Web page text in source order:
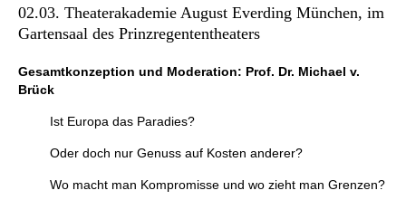
02.03. Theaterakademie August Everding München, im
Gartensaal des Prinzregententheaters
Gesamtkonzeption und Moderation: Prof. Dr. Michael v.
Brück
Ist Europa das Paradies?
Oder doch nur Genuss auf Kosten anderer?
Wo macht man Kompromisse und wo zieht man Grenzen?